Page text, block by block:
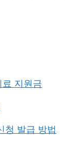
지원금
청 발급 방법